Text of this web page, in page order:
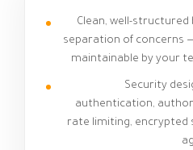
Clean, well-structured
separation of concerns
maintainable by your
Security
authentication,
rate limiting,